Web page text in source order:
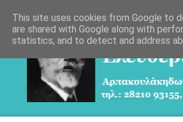
This site uses cookies from Google to
are shared with Google along with
statistics, and to detect and address